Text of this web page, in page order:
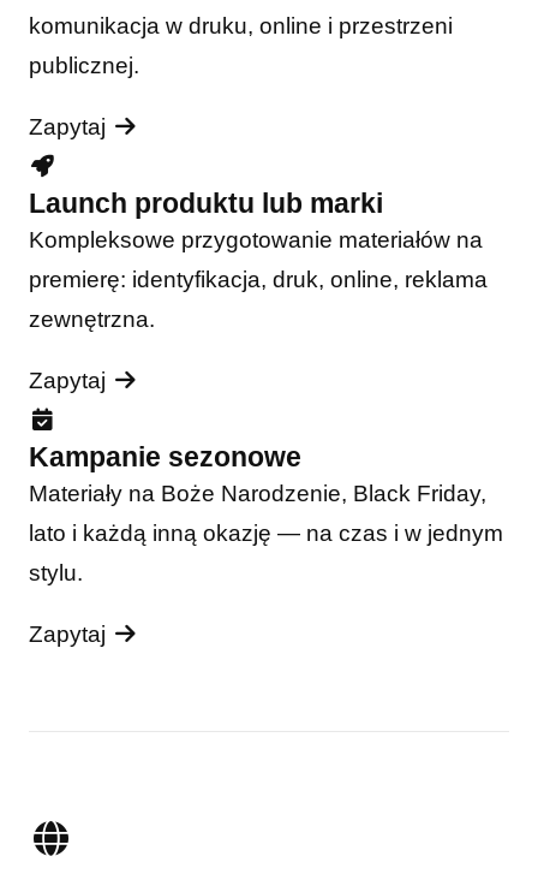
komunikacja w druku, online i przestrzeni
publicznej.
Zapytaj
Launch produktu lub marki
Kompleksowe przygotowanie materiałów na
premierę: identyfikacja, druk, online, reklama
zewnętrzna.
Zapytaj
Kampanie sezonowe
Materiały na Boże Narodzenie, Black Friday,
lato i każdą inną okazję — na czas i w jednym
stylu.
Zapytaj